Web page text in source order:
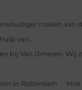
maken van
van...
bij Van IJmeren.
in Rotterdam ‍ Hoe